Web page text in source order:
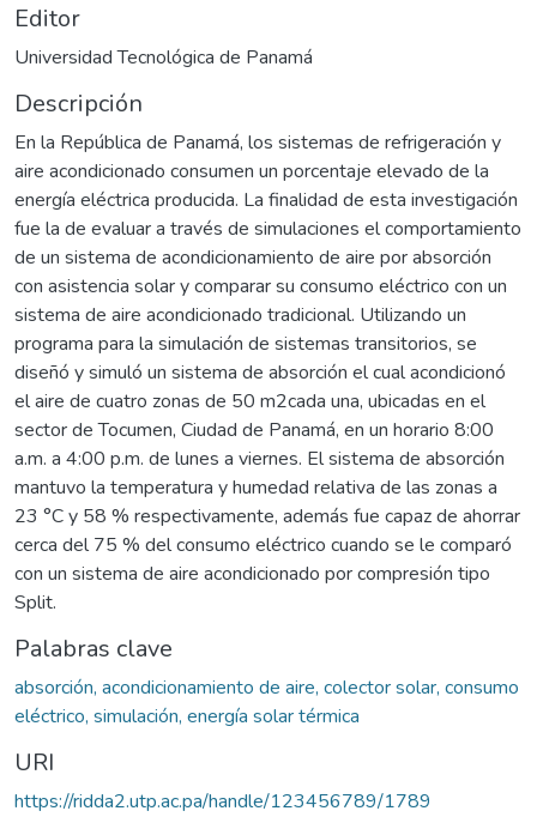
Editor
Universidad Tecnológica de Panamá
Descripción
En la República de Panamá, los sistemas de refrigeración y
aire acondicionado consumen un porcentaje elevado de la
energía eléctrica producida. La finalidad de esta investigación
fue la de evaluar a través de simulaciones el comportamiento
de un sistema de acondicionamiento de aire por absorción
con asistencia solar y comparar su consumo eléctrico con un
sistema de aire acondicionado tradicional. Utilizando un
programa para la simulación de sistemas transitorios, se
diseñó y simuló un sistema de absorción el cual acondicionó
el aire de cuatro zonas de 50 m2cada una, ubicadas en el
sector de Tocumen, Ciudad de Panamá, en un horario 8:00
a.m. a 4:00 p.m. de lunes a viernes. El sistema de absorción
mantuvo la temperatura y humedad relativa de las zonas a
23 °C y 58 % respectivamente, además fue capaz de ahorrar
cerca del 75 % del consumo eléctrico cuando se le comparó
con un sistema de aire acondicionado por compresión tipo
Split.
Palabras clave
absorción, acondicionamiento de aire, colector solar, consumo
eléctrico, simulación, energía solar térmica
URI
https://ridda2.utp.ac.pa/handle/123456789/1789